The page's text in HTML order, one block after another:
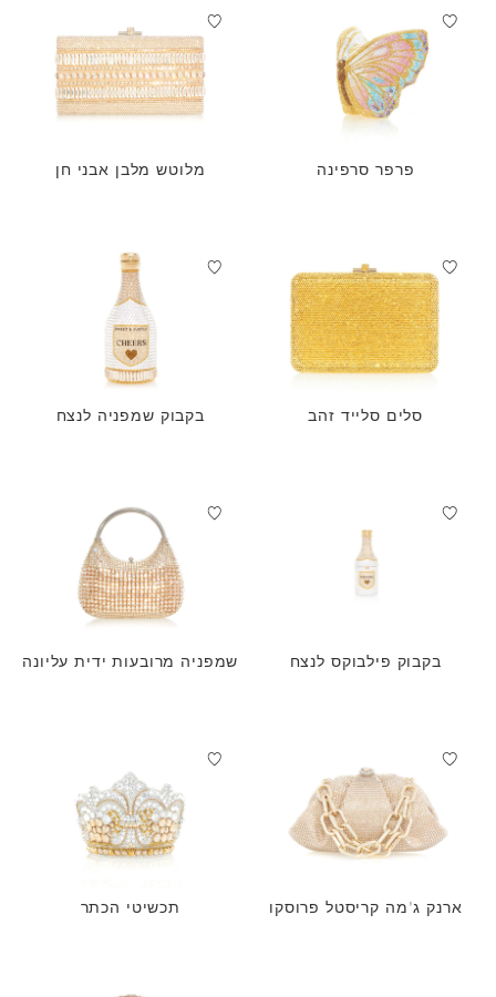
פרפר סרפינה מלוטש מלבן אבני חן
סלים סלייד זהב בקבוק שמפניה לנצח
בקבוק פילבוקס לנצח שמפניה מרובעות ידית עליונה
ארנק ג'מה קריסטל פרוסקו תכשיטי הכתר